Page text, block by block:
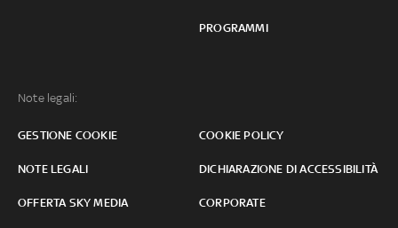
PROGRAMMI
Note legali:
GESTIONE COOKIE COOKIE POLICY
NOTE LEGALI DICHIARAZIONE DI ACCESSIBILITÀ
OFFERTA SKY MEDIA CORPORATE